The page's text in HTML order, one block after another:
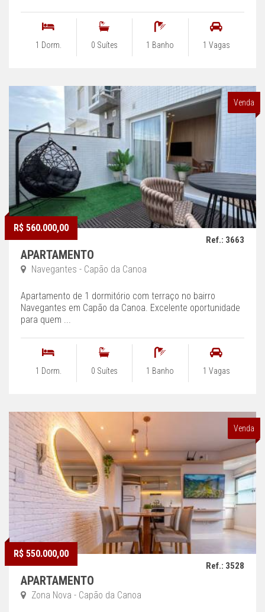
1 Dorm. 0 Suítes 1 Banho 1 Vagas
Venda
R$ 560.000,00
Ref.: 3663
APARTAMENTO
Navegantes - Capão da Canoa
Apartamento de 1 dormitório com terraço no bairro
Navegantes em Capão da Canoa. Excelente oportunidade
para quem ...
1 Dorm. 0 Suítes 1 Banho 1 Vagas
Venda
R$ 550.000,00
Ref.: 3528
APARTAMENTO
Zona Nova - Capão da Canoa